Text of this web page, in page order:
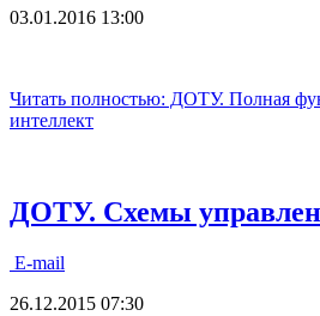
03.01.2016 13:00
Читать полностью: ДОТУ. Полная
интеллект
ДОТУ. Схемы
E-mail
26.12.2015 07:30